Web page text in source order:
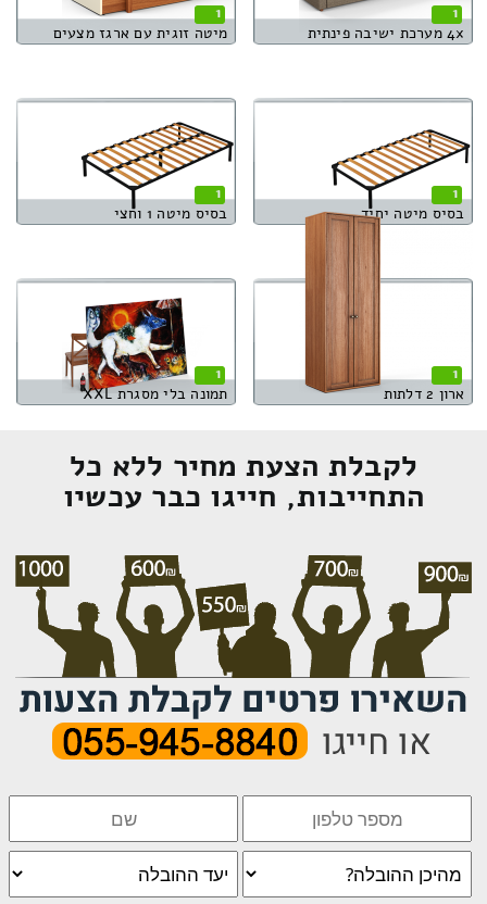
1
4x מערכת ישיבה פינתית
1
מיטה זוגית עם ארגז מצעים
1
בסיס מיטה יחיד
1
בסיס מיטה 1 וחצי
1
ארון 2 דלתות
1
תמונה בלי מסגרת XXL
לקבלת הצעת מחיר ללא כל
התחייבות, חייגו כבר עכשיו